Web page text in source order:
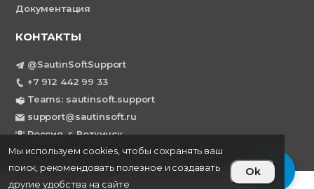
Мы используем cookies, чтобы сохранять ваш
поиск, рекомендовать полезное и создавать
другие удобства на сайте
Ok
Документация
КОНТАКТЫ
@SautinSoftSupport
+7 912 442 99 33
Teams: sautinsoft.support
support@sautinsoft.ru
Россия, г. Воткинск